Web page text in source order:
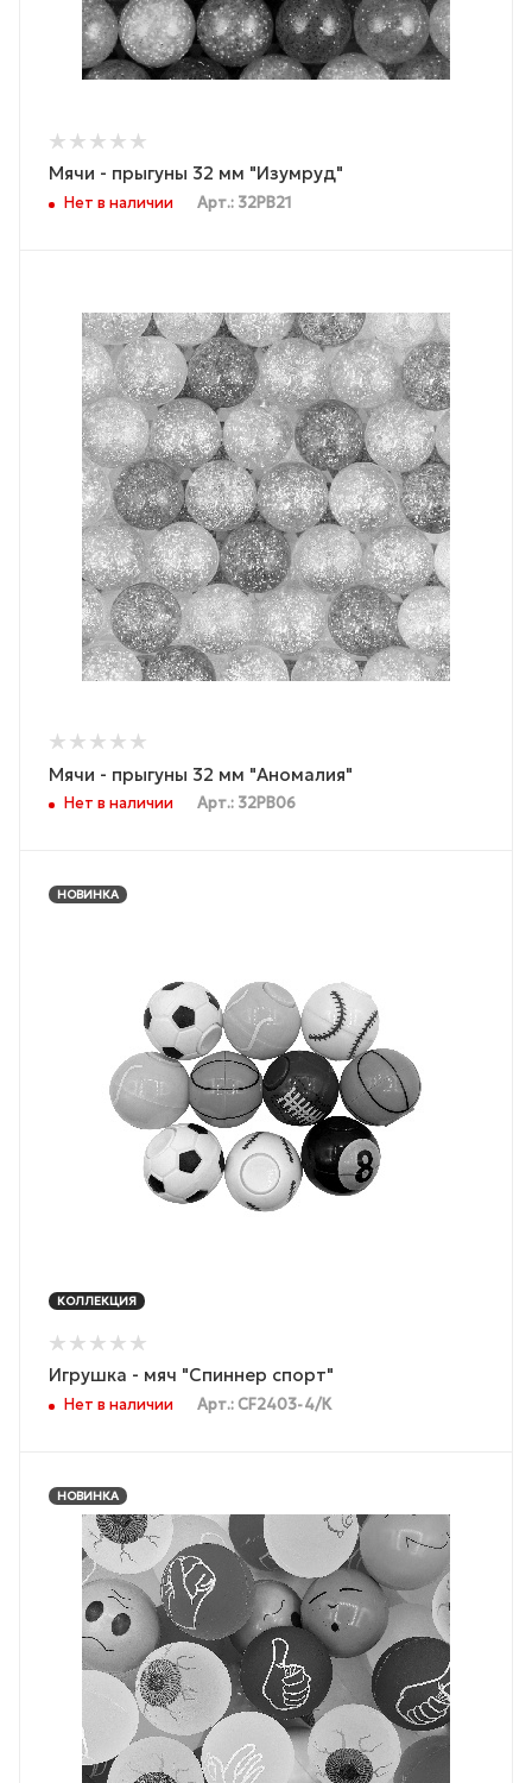
Мячи - прыгуны 32 мм "Изумруд"
Нет в наличии Арт.: 32PB21
Мячи - прыгуны 32 мм "Аномалия"
Нет в наличии Арт.: 32PB06
НОВИНКА
КОЛЛЕКЦИЯ
Игрушка - мяч "Спиннер спорт"
Нет в наличии Арт.: CF2403-4/К
НОВИНКА